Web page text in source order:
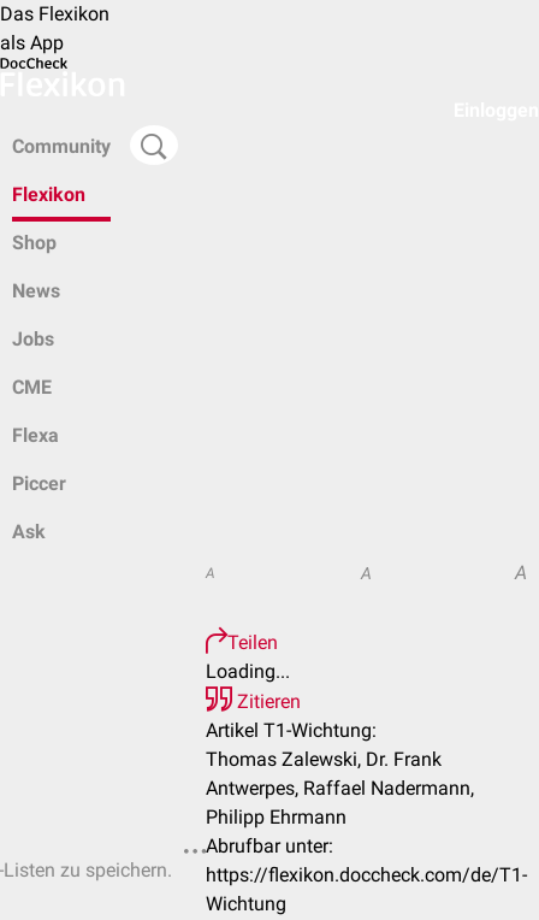
Das Flexikon
als App
Community
Flexikon
Shop
News
Jobs
CME
Flexa
Piccer
Ask
zu speichern.
A A A
Teilen
Loading...
Zitieren
Artikel T1-Wichtung:
Thomas Zalewski, Dr. Frank
Antwerpes, Raffael Nadermann,
Philipp Ehrmann
Abrufbar unter:
https://flexikon.doccheck.com/de/T1-
Wichtung